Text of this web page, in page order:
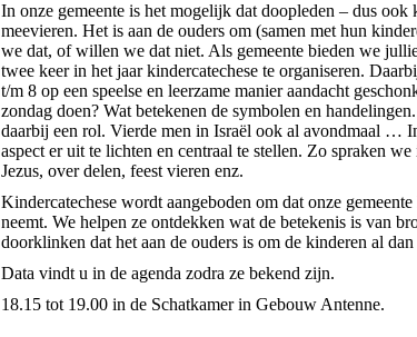
In onze gemeente is het mogelijk dat doopleden – dus
meevieren. Het is aan de ouders om (samen met hun
we dat, of willen we dat niet. Als gemeente bieden we
twee keer in het jaar kindercatechese te organiseren.
t/m 8 op een speelse en leerzame manier aandacht
zondag doen? Wat betekenen de symbolen en
daarbij een rol. Vierde men in Israël ook al avondmaal …
aspect er uit te lichten en centraal te stellen. Zo spraken
Jezus, over delen, feest vieren enz.
Kindercatechese wordt aangeboden om dat onze
neemt. We helpen ze ontdekken wat de betekenis is van
doorklinken dat het aan de ouders is om de kinderen al
Data vindt u in de agenda zodra ze bekend zijn.
18.15 tot 19.00 in de Schatkamer in Gebouw Antenne.